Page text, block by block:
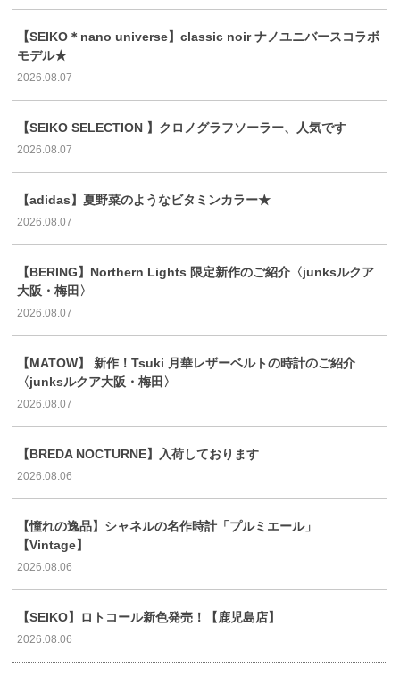
【SEIKO＊nano universe】classic noir ナノユニバースコラボ
モデル★
2026.08.07
【SEIKO SELECTION 】クロノグラフソーラー、人気です
2026.08.07
【adidas】夏野菜のようなビタミンカラー★
2026.08.07
【BERING】Northern Lights 限定新作のご紹介〈junksルクア
大阪・梅田〉
2026.08.07
【MATOW】 新作！Tsuki 月華レザーベルトの時計のご紹介
〈junksルクア大阪・梅田〉
2026.08.07
【BREDA NOCTURNE】入荷しております
2026.08.06
【憧れの逸品】シャネルの名作時計「プルミエール」
【Vintage】
2026.08.06
【SEIKO】ロトコール新色発売！【鹿児島店】
2026.08.06